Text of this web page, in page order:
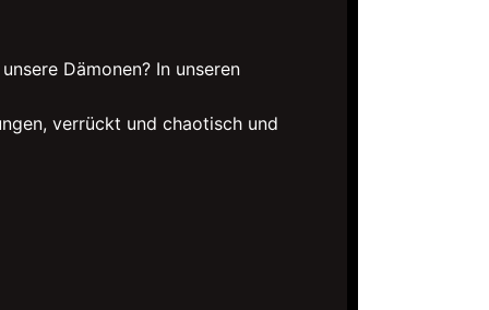
Dämonen? In unseren
verrückt und chaotisch und